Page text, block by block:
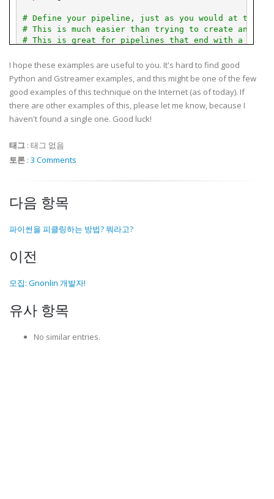
# Define your pipeline, just as you would at the
# This is much easier than trying to create and
# This is great for pipelines that end with a
# Get a reference to the pipeline's bus
bus
= pipe.get_bus( )
# Set the pipeline's state to PLAYING
pipe.set_state(gst .STATE_PLAYING
# This is a super important step, or the pipeline
# in my example pipeline above, the pngenc will
gst.MESSAGE_EOS, -1)
I hope these examples are useful to you. It's hard to find good
Python and Gstreamer examples, and this might be one of the few
good examples of this technique on the Internet (as of today). If
there are other examples of this, please let me know, because I
haven't found a single one. Good luck!
태그 : 태그 없음
토론 : 3 Comments
다음 항목
파이썬을 피클링하는 방법? 뭐라고?
이전
모집: Gnonlin 개발자!
유사 항목
No similar entries.